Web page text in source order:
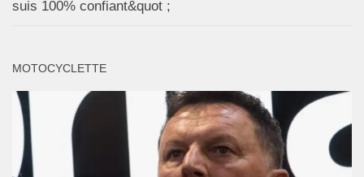
suis 100% confiant&quot ;
MOTOCYCLETTE